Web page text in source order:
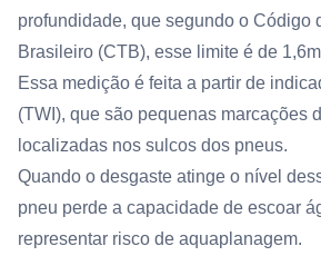
profundidade, que segundo o Código
Brasileiro (CTB), esse limite é de
Essa medição é feita a partir de
(TWI), que são pequenas marcações
localizadas nos sulcos dos pneus.
Quando o desgaste atinge o nível
pneu perde a capacidade de escoar
representar risco de aquaplanagem.